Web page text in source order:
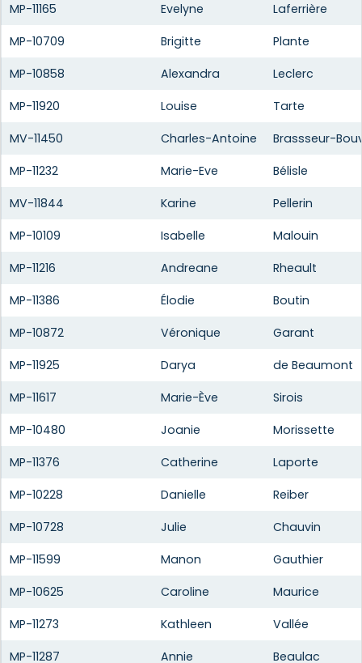
MP-11165
Evelyne
Laferrière
MP-10709
Brigitte
Plante
MP-10858
Alexandra
Leclerc
MP-11920
Louise
Tarte
MV-11450
Charles-Antoine
Brassseur-
MP-11232
Marie-Eve
Bélisle
MV-11844
Karine
Pellerin
MP-10109
Isabelle
Malouin
MP-11216
Andreane
Rheault
MP-11386
Élodie
Boutin
MP-10872
Véronique
Garant
MP-11925
Darya
de Beaumont
MP-11617
Marie-Ève
Sirois
MP-10480
Joanie
Morissette
MP-11376
Catherine
Laporte
MP-10228
Danielle
Reiber
MP-10728
Julie
Chauvin
MP-11599
Manon
Gauthier
MP-10625
Caroline
Maurice
MP-11273
Kathleen
Vallée
MP-11287
Annie
Beaulac